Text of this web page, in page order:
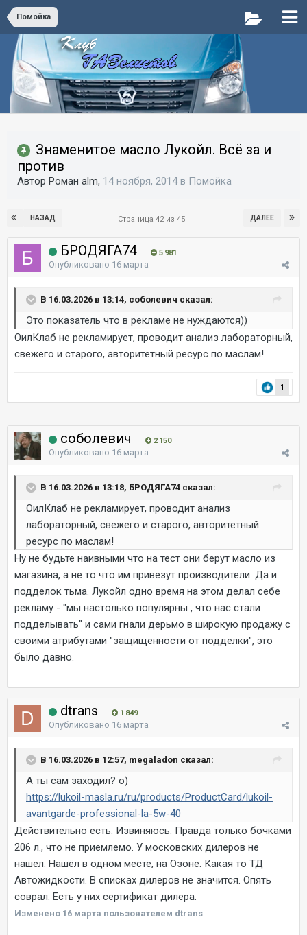
Помойка
Знаменитое масло Лукойл. Всё за и
против
Автор Роман alm, 14 ноября, 2014в Помойка
НАЗАД ДАЛЕЕ
Страница 42 из 45
БРОДЯГА74 5 981
Опубликовано 16 марта
В 16.03.2026 в 13:14, соболевич сказал:
Это показатель что в рекламе не нуждаются))
ОилКлаб не рекламирует, проводит анализ лабораторный,
свежего и старого, авторитетный ресурс по маслам!
1
соболевич 2 150
Опубликовано 16 марта
В 16.03.2026 в 13:18, БРОДЯГА74 сказал:
ОилКлаб не рекламирует, проводит анализ
лабораторный, свежего и старого, авторитетный
ресурс по маслам!
Ну не будьте наивными что на тест они берут масло из
магазина, а не то что им привезут производители. Да и
подделок тьма. Лукойл одно время на этом делал себе
рекламу - "мы настолько популярны , что нас стали
подделывать" и сами гнали дерьмо в широкую продажу с
своими атрибутами "защищенности от подделки", это
было давно.
dtrans 1 849
Опубликовано 16 марта
В 16.03.2026 в 12:57, megaladon сказал:
А ты сам заходил? о)
https://lukoil-masla.ru/ru/products/ProductCard/lukoil-
avantgarde-professional-la-5w-40
Действительно есть. Извиняюсь. Правда только бочками
206 л., что не приемлемо. У московских дилеров не
нашел. Нашёл в одном месте, на Озоне. Какая то ТД
Автожидкости. В списках дилеров не значится. Опять
соврал. Есть у них сертификат дилера.
Изменено 16 марта пользователем dtrans